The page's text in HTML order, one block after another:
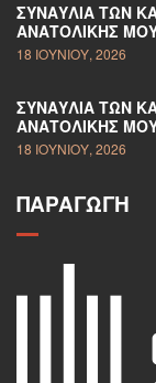
ΣΥΝΑΥΛΊΑ ΤΩΝ
ΑΝΑΤΟΛΙΚΉΣ
18 ΙΟΥΝΊΟΥ, 2026
ΣΥΝΑΥΛΊΑ ΤΩΝ
ΑΝΑΤΟΛΙΚΉΣ
18 ΙΟΥΝΊΟΥ, 2026
ΠΑΡΑΓΩΓΉ